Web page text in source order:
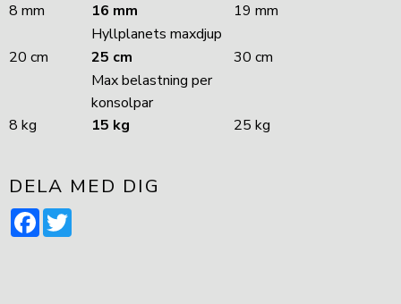
8 mm
16 mm
19 mm
Hyllplanets maxdjup
20 cm
25 cm
30 cm
Max belastning per
konsolpar
8 kg
15 kg 25 kg
DELA MED DIG
Facebook